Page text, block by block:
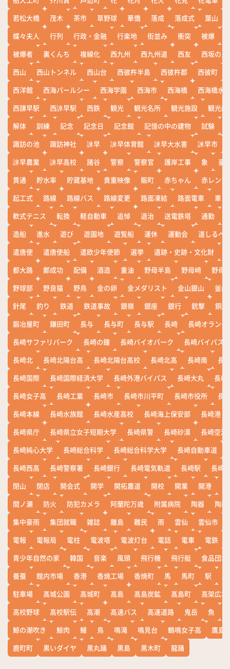
若松大橋
茂木 茶市 草野球 華僑 落成 落成式 葉山
蝶々夫人
行列 行政・金融 行楽地 街並み 衝突 被爆
被爆者
裏くんち 複線化 西九州 西九州道 西友
西坂の丘
西山
西山トンネル 西山台 西彼杵半島 西彼杵郡 西彼町
西洋館
西海パールシー 西海学園 西海市 西海橋
西海橋水
西諌早駅
西諫早駅 西鉄 観光 観光名所 観光施設
観光船
解体
訓練 記念 記念日 記念館 記憶の中の建物 試験
諏訪の池
諏訪神社 諫早 諫早体育館 諫早大水害 諫早市
諫早農業
諫早高校 諸谷 警察 警察官 護岸工事 象
豪
貫通
貯水率 貯蔵基地 貴重映像 賑町 赤ちゃん
赤レンガ
起工式
路線 路線バス 路線変更 路面凍結 路面電車
車
軟式テニス
転換 軽自動車 追悼 退治 送電鉄塔 通勤
造船
進水 遊び 遊園地 遊覧船 運休 運動会
道しるべ
遣唐使
遣唐使船 遣欧少年使節 選挙 遺跡・史跡・文化財
都大路
鄭成功 配備 酒造 重油 野母半島 野母崎
野母
野球部
野良猫 野鳥 金の卵 金メダリスト 金山銀山
釜山
針尾
釣り 鉄道 鉄道事故 銀嶺 銀座 銀行 銃撃
銅座
鍛冶屋町
鎌田町 長与 長与町 長与駅 長崎
長崎オランダ
長崎サファリパーク
長崎の鐘 長崎バイオパーク
長崎バイパス
長崎北
長崎北陽台高 長崎北陽台高校 長崎北高 長崎南
長
長崎国際
長崎国際経済大学 長崎外港バイパス 長崎大丸
長崎
長崎女子高
長崎工業 長崎市 長崎市川平町 長崎市役所
長
長崎本線
長崎水族館 長崎水産高校 長崎海上保安部
長崎港
長崎県庁
長崎県立女子短期大学 長崎県警 長崎砂漠
長崎空港
長崎純心大学
長崎総合科学 長崎総合科学大学 長崎自動車道
長崎西高
長崎警察署 長崎銀行 長崎電気軌道 長崎駅
長崎
閉山
閉店 開会式 開学 開拓農道 開校 開業 開港
間ノ瀬
防火 防犯カメラ 阿蘭陀万歳 附属病院 陶器
陶器
集中豪雨
集団就職 雑誌 離島 難民 雨 雲仙 雲仙市
電報
電報局 電柱 電波塔 電波灯台 電話 電車 電鉄
青少年自然の家
韓国 音楽 風頭 飛行機 飛行艇
食品団地
養蚕
館内市場 香港 香焼工場 香焼町 馬 馬町 駅
駐車場
高城公園 高城町 高島 高島炭鉱 高島町
高架広場
高校野球
高校駅伝 高潮 高速バス 高速道路 鬼岳 魚
鯨の潮吹き
鯨肉 鰻 鳥 鳴滝 鳴見台 鶴鳴女子高
鷹島
鹿町町
黒いダイヤ 黒丸踊 黒島 黒木町 龍踊